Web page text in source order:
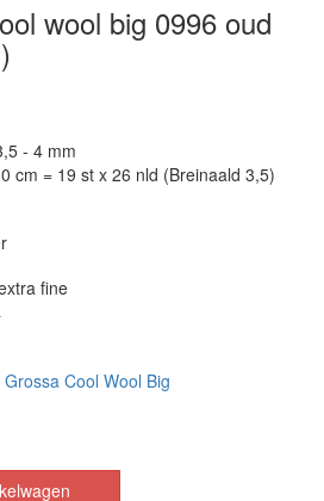
wool big 0996 oud
- 4 mm
cm = 19 st x 26 nld (Breinaald 3,5)
fine
Cool Wool Big